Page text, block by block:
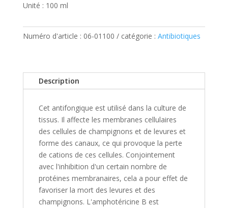
Unité : 100 ml
Numéro d'article : 06-01100 catégorie : Antibiotiques
Description
Cet antifongique est utilisé dans la culture de
tissus. Il affecte les membranes cellulaires
des cellules de champignons et de levures et
forme des canaux, ce qui provoque la perte
de cations de ces cellules. Conjointement
avec l'inhibition d'un certain nombre de
protéines membranaires, cela a pour effet de
favoriser la mort des levures et des
champignons. L'amphotéricine B est